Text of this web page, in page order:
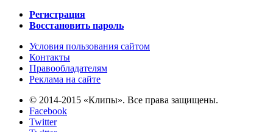
Регистрация
Восстановить пароль
Условия пользования сайтом
Контакты
Правообладателям
Реклама на сайте
© 2014-2015 «Клипы». Все права защищены.
Facebook
Twitter